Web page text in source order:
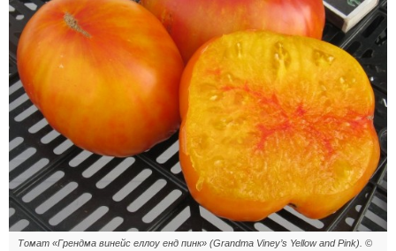
Томат «Грендма винейс еллоу енд пинк» (Grandma Viney’s Yellow and Pink). ©